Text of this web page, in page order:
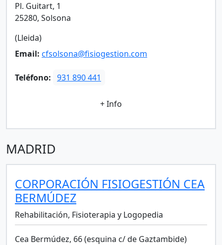
Pl. Guitart, 1
25280, Solsona
(Lleida)
Email: cfsolsona@fisiogestion.com
Teléfono: 931 890 441
+ Info
MADRID
CORPORACIÓN FISIOGESTIÓN CEA
BERMÚDEZ
Rehabilitación, Fisioterapia y Logopedia
Cea Bermúdez, 66 (esquina c/ de Gaztambide)